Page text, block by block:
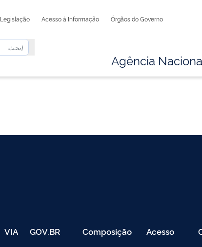
Órgãos do Governo
Acesso à Informação
Legislação
Agência
Acesso
Composição
GOV.BR
VIA